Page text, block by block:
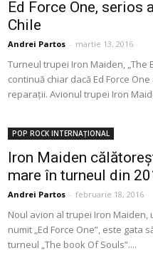
Ed Force One, serios
Chile
Andrei Partos - martie 13, 2016
Turneul trupei Iron Maiden, „The
continuă chiar dacă Ed Force
reparații. Avionul trupei Iron
POP ROCK INTERNAȚIONAL
Iron Maiden
mare în turneul din
Andrei Partos - februarie 18, 2016
Noul avion al trupei Iron Maiden,
numit „Ed Force One”, este gata
turneul „The book Of Souls”....